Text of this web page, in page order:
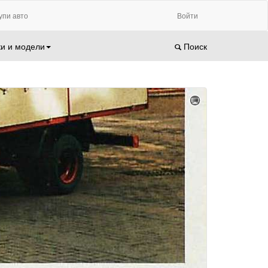
авто Войти
и модели Поиск